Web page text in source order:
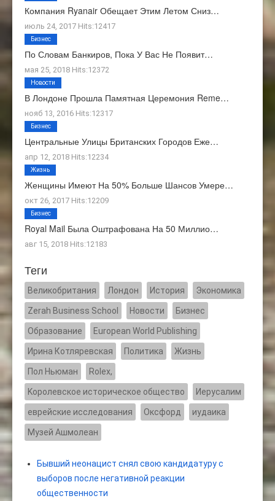
Компания Ryanair Обещает Этим Летом Сниз…
июль 24, 2017 Hits:12417
По Словам Банкиров, Пока У Вас Не Появит…
мая 25, 2018 Hits:12372
Бизнес
В Лондоне Прошла Памятная Церемония Reme…
нояб 13, 2016 Hits:12317
Новости
Центральные Улицы Британских Городов Еже…
апр 12, 2018 Hits:12234
Бизнес
Женщины Имеют На 50% Больше Шансов Умере…
окт 26, 2017 Hits:12209
Жизнь
Royal Mail Была Оштрафована На 50 Миллио…
авг 15, 2018 Hits:12183
Бизнес
Теги
Великобритания Лондон История Экономика
Zerah Business School Новости Бизнес
Образование European World Publishing
Ирина Котляревская Политика Жизнь
Пол Ньюман Rolex,
Kоролевское историческое общество Иерусалим
еврейские исследования Оксфорд иудаика
Музей Ашмолеан
Бывший неонацист снял свою кандидатуру с
выборов после негативной реакции
общественности